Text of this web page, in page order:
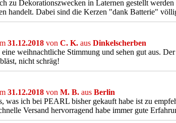
zu Dekorationszwecken in Laternen gestellt
handelt. Dabei sind die Kerzen "dank Batterie"
31.12.2018 von C. K. aus Dinkelscherben
weihnachtliche Stimmung und sehen gut aus.
nicht schräg!
31.12.2018 von M. B. aus Berlin
was ich bei PEARL bisher gekauft habe ist zu
Versand hervorragend habe immer gute